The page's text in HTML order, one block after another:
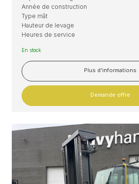
Année de construction
Type mât
Hauteur de levage
Heures de service
En stock
Plus d'informations
Demande offre